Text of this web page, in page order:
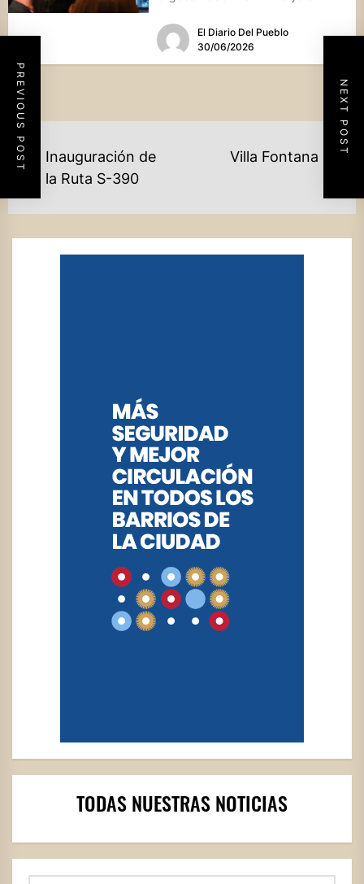
PREVIOUS POST NEXT POST
Crecer",...El Diario Del Pueblo
30/06/2026
NAVEGACIÓN
ENTRADAS
Previous
post:
Inauguración de
la Ruta S-390
Villa Fontana
TODAS NUESTRAS NOTICIAS